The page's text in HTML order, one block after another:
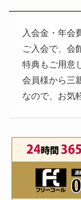
入会金・年会
ご入会で、会
特典もご用意
会員様から三
なので、お気